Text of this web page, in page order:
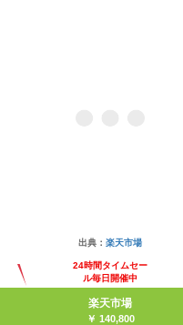
出典： 楽天市場
24時間タイムセー
ル毎日開催中
楽天市場
￥ 140,800